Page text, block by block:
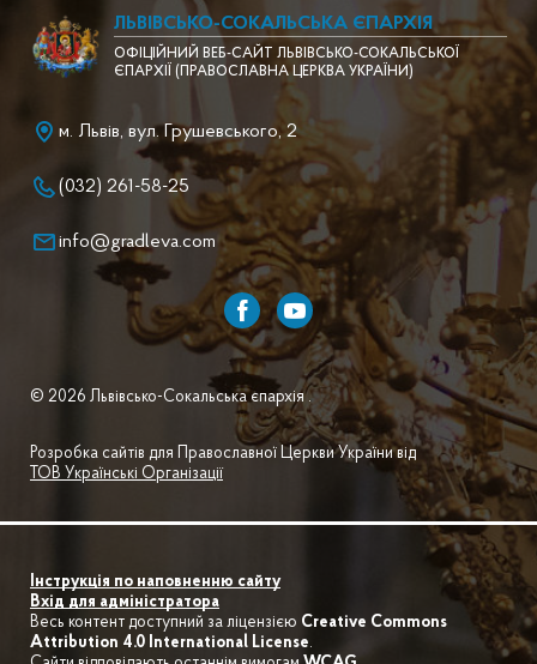
ЛЬВІВСЬКО-СОКАЛЬСЬКА ЄПАРХІЯ
ОФІЦІЙНИЙ ВЕБ-САЙТ ЛЬВІВСЬКО-СОКАЛЬСЬКОЇ
ЄПАРХІЇ (ПРАВОСЛАВНА ЦЕРКВА УКРАЇНИ)
м. Львів, вул. Грушевського, 2
(032) 261-58-25
info@gradleva.com
© 2026 Львівсько-Сокальська єпархія .
Розробка сайтів для Православної Церкви України від
ТОВ Українські Організації
Інструкція по наповненню сайту
Вхід для адміністратора
Весь контент доступний за ліцензією Creative Commons
Attribution 4.0 International License.